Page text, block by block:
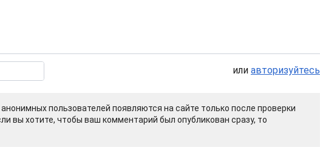
или авторизуйтесь
пользователей появляются на сайте только после проверки
вы хотите, чтобы ваш комментарий был опубликован сразу, то